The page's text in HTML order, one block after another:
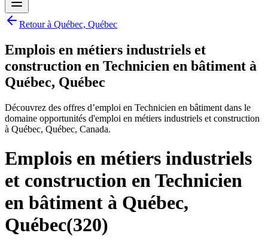
Retour à Québec, Québec
Emplois en métiers industriels et
construction en Technicien en bâtiment à
Québec, Québec
Découvrez des offres d’emploi en Technicien en bâtiment dans le
domaine opportunités d'emploi en métiers industriels et construction
à Québec, Québec, Canada.
Emplois en métiers industriels
et construction en Technicien
en bâtiment à Québec,
Québec(320)